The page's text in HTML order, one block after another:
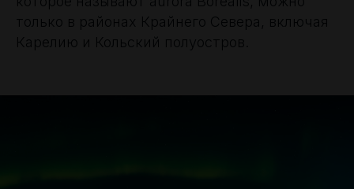
только в районах Крайнего Севера, включая
Карелию и Кольский полуостров.